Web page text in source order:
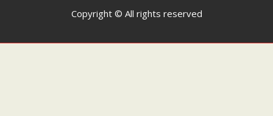
Copyright © All rights reserved